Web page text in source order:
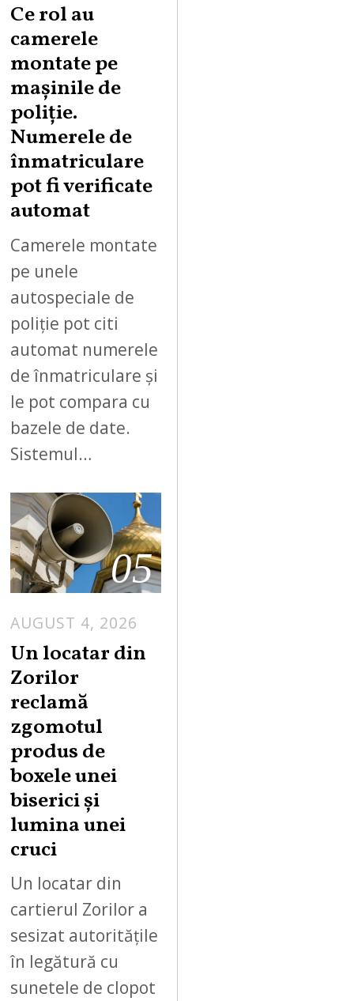
Ce rol au
camerele
montate pe
mașinile de
poliție.
Numerele de
înmatriculare
pot fi verificate
automat
Camerele montate
pe unele
autospeciale de
poliție pot citi
automat numerele
de înmatriculare și
le pot compara cu
bazele de date.
Sistemul…
05
AUGUST 4, 2026
Un locatar din
Zorilor
reclamă
zgomotul
produs de
boxele unei
biserici și
lumina unei
cruci
Un locatar din
cartierul Zorilor a
sesizat autoritățile
în legătură cu
sunetele de clopot